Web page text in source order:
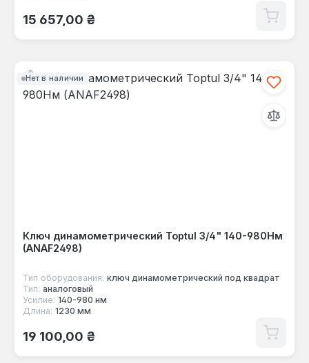
Обычная цена:
15 657,00 ₴
Нет в наличии
Ключ динамометрический Toptul 3/4" 140-980Нм
(ANAF2498)
Тип оборудования: ключ динамометрический под квадрат
Тип: аналоговый
Усилие: 140-980 нм
Длина: 1230 мм
Обычная цена:
19 100,00 ₴